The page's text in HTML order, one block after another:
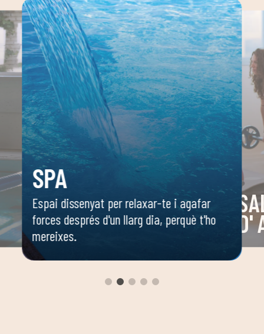
SPA
Espai dissenyat per relaxar-te i agafar
forces després d'un llarg dia, perquè t'ho
mereixes.
D'